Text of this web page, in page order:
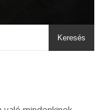
Keresés